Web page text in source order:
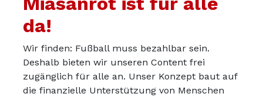
da!
Wir finden: Fußball muss bezahlbar sein.
Deshalb bieten wir unseren Content frei
zugänglich für alle an. Unser Konzept baut auf
die finanzielle Unterstützung von Menschen